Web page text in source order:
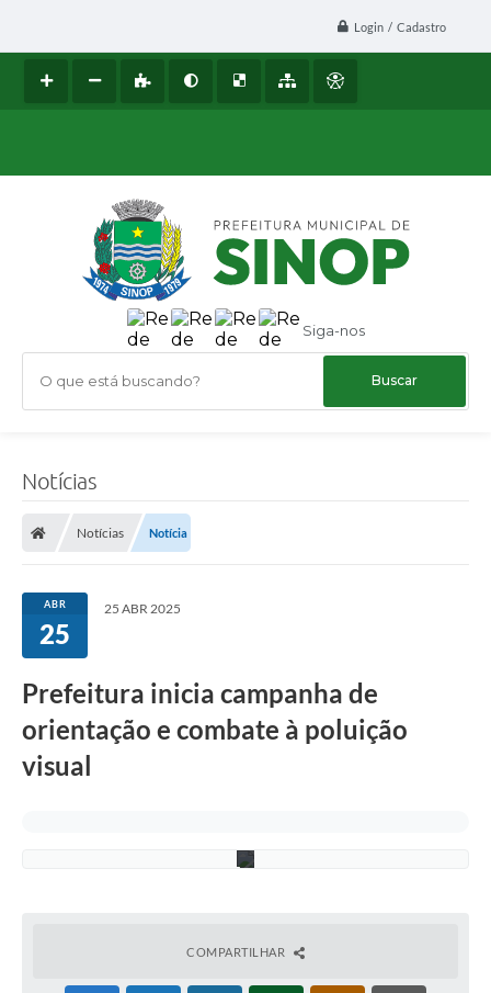
Login / Cadastro
Siga-nos
O que está buscando?
Notícias
Notícias Notícia
ABR
25
25 ABR 2025
Prefeitura inicia campanha de
orientação e combate à poluição
visual
O
O
L
COMPARTILHAR